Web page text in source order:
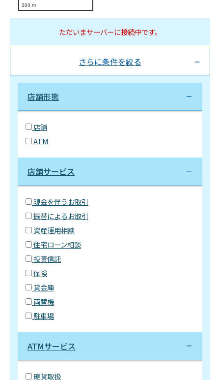
300 m
ただいまサーバーに接続中です。
さらに条件を絞る
店舗形態
店舗
ATM
店舗サービス
現金を伴うお取引
振替によるお取引
資産運用相談
住宅ローン相談
投資信託
保険
貸金庫
両替機
駐車場
ATMサービス
硬貨取扱